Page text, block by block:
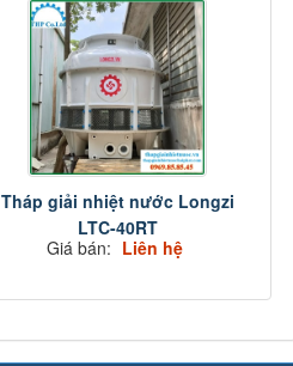
Tháp giải nhiệt nước Longzi
LTC-40RT
Giá bán: Liên hệ